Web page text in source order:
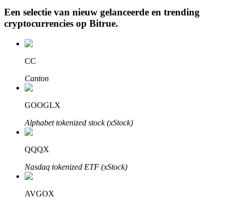
Auto Invest
Grijp langetermijnwinst en flexibele belangen
Leer staken
Een selectie van nieuw gelanceerde en trending
cryptocurrencies op Bitrue.
CC
Canton
GOOGLX
Alphabet tokenized stock (xStock)
QQQX
Nasdaq tokenized ETF (xStock)
AVGOX